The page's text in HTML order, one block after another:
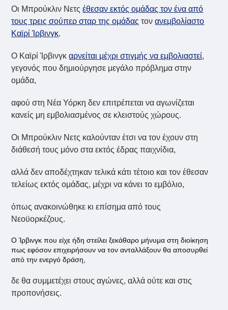
Οι Μπρούκλιν Νετςέθεσαν εκτός ομάδας τον ένα από
τους τρεις σούπερ σταρ της ομάδας τονανεμβολίαστο
Καϊρί Ίρβινγκ.
Ο Καϊρί Ίρβινγκαρνείται μέχρι στιγμής να εμβολιαστεί,
γεγονός που δημιούργησε μεγάλο πρόβλημα στην
ομάδα,
αφού στη Νέα Υόρκη δεν επιτρέπεται να αγωνίζεται
κανείς μη εμβολιασμένος σε κλειστούς χώρους.
Οι Μπρούκλιν Νετς καλούνταν έτσι να τον έχουν στη
διάθεσή τους μόνο στα εκτός έδρας παιχνίδια,
αλλά δεν αποδέχτηκαν τελικά κάτι τέτοιο και τον έθεσαν
τελείως εκτός ομάδας, μέχρι να κάνει το εμβόλιο,
όπως ανακοινώθηκε κι επίσημα από τους
Νεοϋορκέζους.
Ο Ίρβινγκ που είχε ήδη στείλει ξεκάθαρο μήνυμα στη διοίκηση
πως εφόσον επιχειρήσουν να τον ανταλλάξουν θα αποσυρθεί
από την ενεργό δράση,
δε θα συμμετέχει στους αγώνες, αλλά ούτε και στις
προπονήσεις.